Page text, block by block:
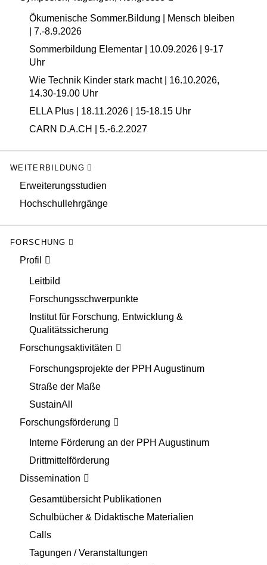
Ökumenische Sommer.Bildung | Mensch bleiben
| 7.-8.9.2026
Sommerbildung Elementar | 10.09.2026 | 9-17
Uhr
Wie Technik Kinder stark macht | 16.10.2026,
14.30-19.00 Uhr
ELLA Plus | 18.11.2026 | 15-18.15 Uhr
CARN D.A.CH | 5.-6.2.2027
WEITERBILDUNG
Erweiterungsstudien
Hochschullehrgänge
FORSCHUNG
Profil
Leitbild
Forschungsschwerpunkte
Institut für Forschung, Entwicklung &
Qualitätssicherung
Forschungsaktivitäten
Forschungsprojekte der PPH Augustinum
Straße der Maße
SustainAll
Forschungsförderung
Interne Förderung an der PPH Augustinum
Drittmittelförderung
Dissemination
Gesamtübersicht Publikationen
Schulbücher & Didaktische Materialien
Calls
Tagungen / Veranstaltungen